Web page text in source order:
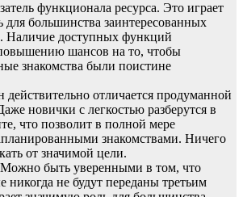
функционала ресурса. Это играет
для большинства заинтересованных
Наличие доступных функций
шансов на то, чтобы
знакомства были поистине
отличается продуманной
новички с легкостью разберутся в
что позволит в полной мере
знакомствами. Ничего
от значимой цели.
Можно быть уверенными в том, что
никогда не будут переданы третьим